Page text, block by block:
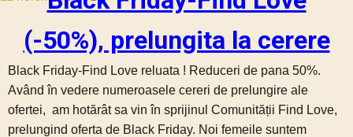
(-50%), prelungita la cerere
Black Friday-Find Love reluata ! Reduceri de pana 50%.
Având în vedere numeroasele cereri de prelungire ale
ofertei, am hotărât sa vin în sprijinul Comunității Find Love,
prelungind oferta de Black Friday. Noi femeile suntem